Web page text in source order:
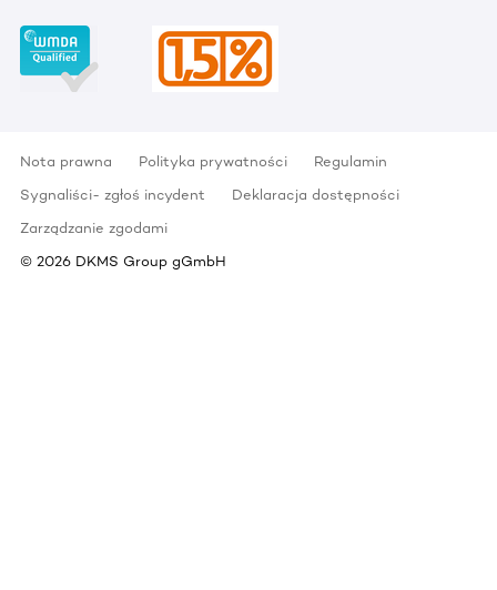
Nota prawna Polityka prywatności
Regulamin
Sygnaliści- zgłoś incydent
Deklaracja dostępności
Zarządzanie zgodami
© 2026 DKMS Group gGmbH